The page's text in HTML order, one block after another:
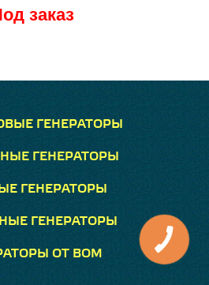
заказ
ГЕНЕРАТОРЫ
ГЕНЕРАТОРЫ
ГЕНЕРАТОРЫ
ГЕНЕРАТОРЫ
ОТ ВОМ